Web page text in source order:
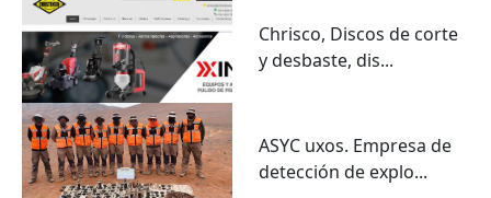
Chrisco, Discos de corte
y desbaste, dis...
ASYC uxos. Empresa de
detección de explo...